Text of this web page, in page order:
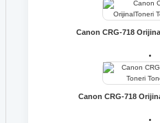
Canon CRG-718
Canon CRG-718